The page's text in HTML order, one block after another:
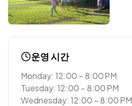
운영 시간
Monday: 12:00 – 8:00 PM
Tuesday: 12:00 – 8:00 PM
Wednesday: 12:00 – 8:00 PM